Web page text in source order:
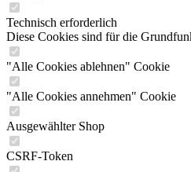
Technisch erforderlich
Diese Cookies sind für die
"Alle Cookies ablehnen" Cookie
"Alle Cookies annehmen" Cookie
Ausgewählter Shop
CSRF-Token